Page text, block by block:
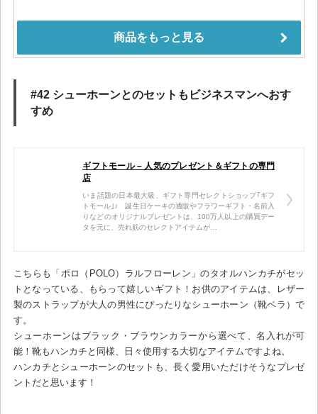
#42 シューホーンとのセットもビジネスマンへおす
すめ
ギフトモール – 人気のプレゼント＆ギフトの専門
店
いま話題の日本最大級、ギフト専門セレクトショップ｢ギフ
トモール｣♪ 誕生日ケーキの通販やフラワーギフト・名前入
りなどのオリジナルプレゼントは、100万人以上の購買デー
タを元に、売れ筋のセレクトアイテムが…
こちらも「ポロ（POLO）ラルフローレン」のタオルハンカチがセッ
トとなっている、もらって嬉しいギフト！お供のアイテムは、レザー
製のストラップが大人の男性にぴったりなシューホーン（靴ベラ）で
す。
シューホーンはブラック・ブラウンカラーから選べて、名入れが可
能！靴もハンカチと同様、日々使用する大切なアイテムですよね。
ハンカチとシューホーンのセットも、長く愛用いただけそうなプレゼ
ントだと思います！